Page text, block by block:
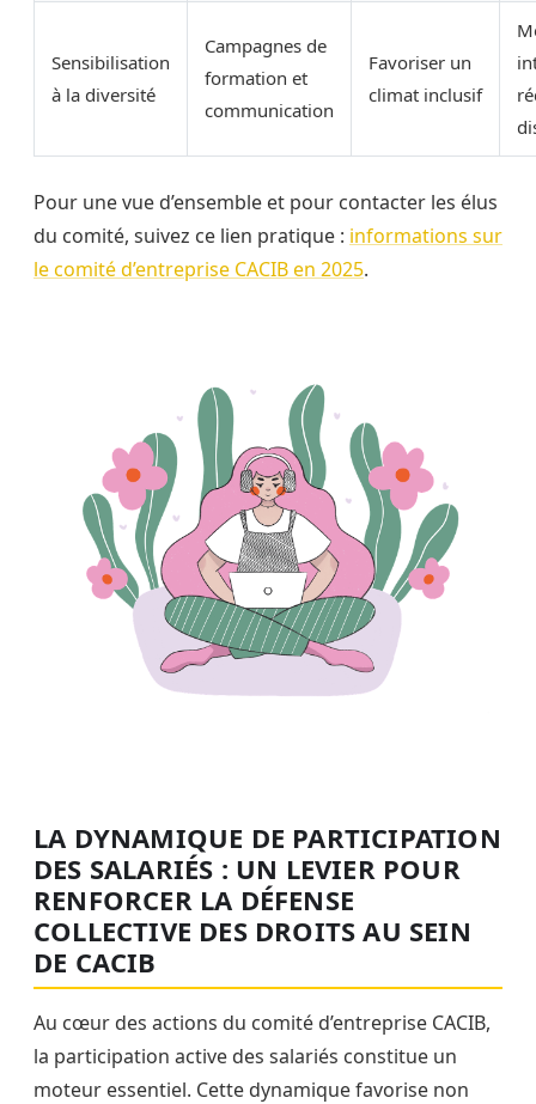
Sensibilisation
à la diversité
Campagnes de
formation et
communication
Favoriser un
climat inclusif
Pour une vue d’ensemble et pour contacter les élus
du comité, suivez ce lien pratique : informations sur
le comité d’entreprise CACIB en 2025.
LA DYNAMIQUE DE PARTICIPATION
DES SALARIÉS : UN LEVIER POUR
RENFORCER LA DÉFENSE
COLLECTIVE DES DROITS AU SEIN
DE CACIB
Au cœur des actions du comité d’entreprise CACIB,
la participation active des salariés constitue un
moteur essentiel. Cette dynamique favorise non